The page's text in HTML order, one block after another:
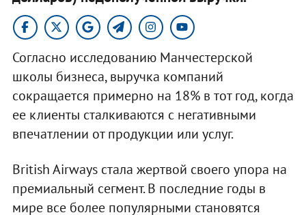
Согласно исследованию Манчестерской
школы бизнеса, выручка компаний
сокращается примерно на 18% в тот год, когда
ее клиенты сталкиваются с негативными
впечатлении от продукции или услуг.
British Airways стала жертвой своего упора на
премиальный сегмент. В последние годы в
мире все более популярными становятся